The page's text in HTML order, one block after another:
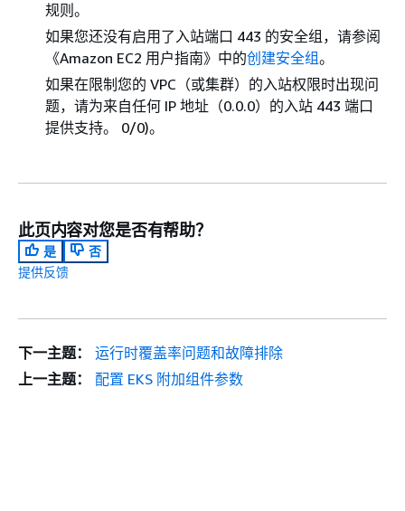
规则。
如果您还没有启用了入站端口 443 的安全组，请参阅
《Amazon EC2 用户指南》中的创建安全组。
如果在限制您的 VPC（或集群）的入站权限时出现问
题，请为来自任何 IP 地址（0.0.0）的入站 443 端口
提供支持。 0/0)。
此页内容对您是否有帮助？
是
否
提供反馈
下一主题：
运行时覆盖率问题和故障排除
上一主题：
配置 EKS 附加组件参数